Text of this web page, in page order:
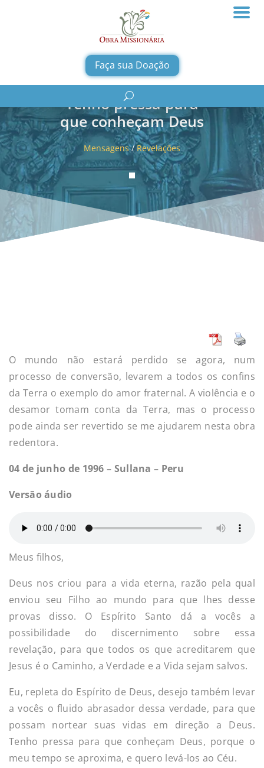
Faça sua Doação
Tenho pressa para
que conheçam Deus
Mensagens/Revelações
O mundo não estará perdido se agora, num
processo de conversão, levarem a todos os confins
da Terra o exemplo do amor fraternal. A violência e o
desamor tomam conta da Terra, mas o processo
pode ainda ser revertido se me ajudarem nesta obra
redentora.
04 de junho de 1996 – Sullana – Peru
Versão áudio
Meus filhos,
Deus nos criou para a vida eterna, razão pela qual
enviou seu Filho ao mundo para que lhes desse
provas disso. O Espírito Santo dá a vocês a
possibilidade do discernimento sobre essa
revelação, para que todos os que acreditarem que
Jesus é o Caminho, a Verdade e a Vida sejam salvos.
Eu, repleta do Espírito de Deus, desejo também levar
a vocês o fluido abrasador dessa verdade, para que
possam nortear suas vidas em direção a Deus.
Tenho pressa para que conheçam Deus, porque o
meu tempo se aproxima, e quero levá-los ao Céu.